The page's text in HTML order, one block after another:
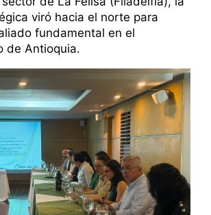
viró hacia el norte para
fundamental en el
de Antioquia.